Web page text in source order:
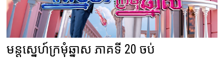
មន្តស្នេហ៍ក្រមុំឆ្នាស ភាគទី 20 ចប់